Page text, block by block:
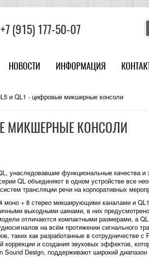
+7 (915) 177-50-07
НОВОСТИ ИНФОРМАЦИЯ
и QL1 - цифровые микшерные консоли
МИКШЕРНЫЕ КОНСОЛИ
унаследовавшие функциональные качества
QL объединяют в одном устройстве все
трансляции речи на корпоративных
моно + 8 стерео микширующими каналами и
выходными шинами, в них
отличаются компактными размерами, а
на всём протяжении сигнального
таких как разработанные в
коррекции и создания звуковых эффектов,
Sound Design, поддерживают широкий